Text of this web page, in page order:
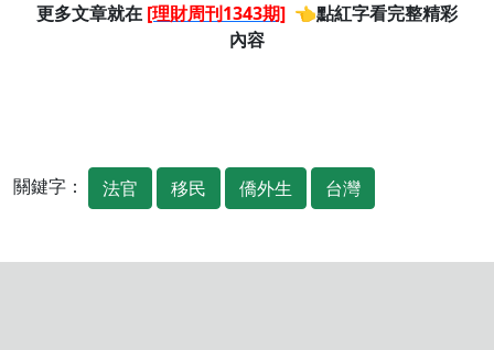
更多文章就在 [理財周刊1343期] 👈點紅字看完整精彩
內容
關鍵字： 法官 移民 僑外生 台灣